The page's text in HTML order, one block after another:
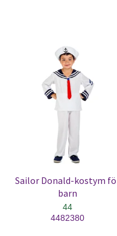
Sailor Donald-kostym
barn
44
4482380